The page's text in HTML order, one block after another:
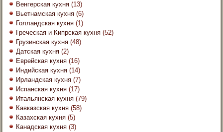
Венгерская кухня (13)
Вьетнамская кухня (6)
Голландская кухня (1)
Греческая и Кипрская кухня (52)
Грузинская кухня (48)
Датская кухня (2)
Еврейская кухня (16)
Индийская кухня (14)
Ирландская кухня (7)
Испанская кухня (17)
Итальянская кухня (79)
Кавказская кухня (58)
Казахская кухня (5)
Канадская кухня (3)